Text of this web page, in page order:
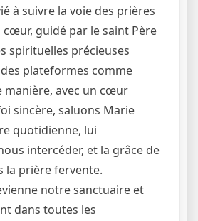
à suivre la voie des prières
cœur, guidé par le saint Père
spirituelles précieuses
plateformes comme
manière, avec un cœur
sincère, saluons Marie
quotidienne, lui
intercéder, et la grâce de
la prière fervente.
notre sanctuaire et
dans toutes les